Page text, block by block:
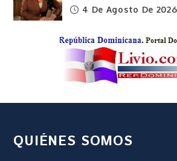
4 De Agosto De 2026
QUIÉNES SOMOS